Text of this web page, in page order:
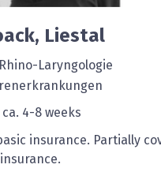
, Liestal
Laryngologie
4-8 weeks
insurance. Partially